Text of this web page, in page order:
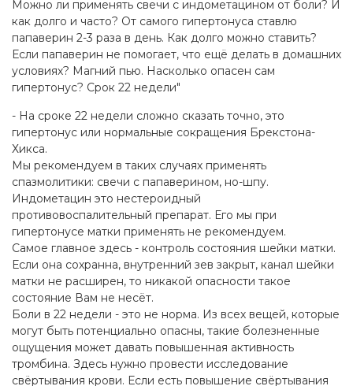
Можно ли применять свечи с индометацином от боли? И
как долго и часто? От самого гипертонуса ставлю
папаверин 2-3 раза в день. Как долго можно ставить?
Если папаверин не помогает, что ещё делать в домашних
условиях? Магний пью. Насколько опасен сам
гипертонус? Срок 22 недели"
- На сроке 22 недели сложно сказать точно, это
гипертонус или нормальные сокращения Брекстона-
Хикса.
Мы рекомендуем в таких случаях применять
спазмолитики: свечи с папаверином, но-шпу.
Индометацин это нестероидный
противовоспалительный препарат. Его мы при
гипертонусе матки применять не рекомендуем.
Самое главное здесь - контроль состояния шейки матки.
Если она сохранна, внутренний зев закрыт, канал шейки
матки не расширен, то никакой опасности такое
состояние Вам не несёт.
Боли в 22 недели - это не норма. Из всех вещей, которые
могут быть потенциально опасны, такие болезненные
ощущения может давать повышенная активность
тромбина. Здесь нужно провести исследование
свёртывания крови. Если есть повышение свёртывания